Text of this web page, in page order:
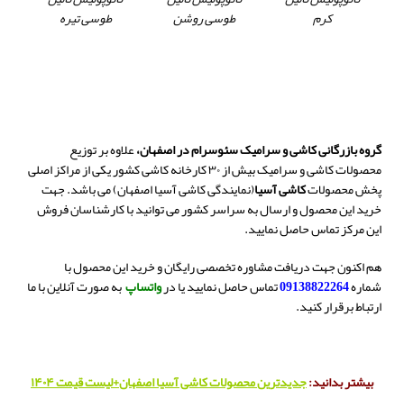
کرم طوسی روشن طوسی تیره
گروه بازرگانی کاشی و سرامیک سئوسرام در اصفهان،علاوه بر توزیع
محصولات کاشی و سرامیک بیش از ۳۰ کارخانه کاشی کشور یکی از مراکز اصلی
پخش محصولاتکاشی آسیا(نمایندگی کاشی آسیا اصفهان) می باشد. جهت
خرید این محصول و ارسال به سراسر کشور می توانید با کارشناسان فروش
این مرکز تماس حاصل نمایید.
هم اکنون جهت دریافت مشاوره تخصصی رایگان و خرید این محصول با
شماره09138822264تماس حاصل نمایید یا درواتساپبه صورت آنلاین با ما
ارتباط برقرار کنید.
بیشتر بدانید:جدیدترین محصولات کاشی آسیا اصفهان+لیست قیمت ۱۴۰۴